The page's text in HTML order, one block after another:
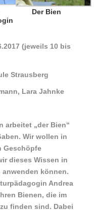
Der Bien
(jeweils 10 bis
Strausberg
Lara Jahnke
arbeitet „der Bien“
Wir wollen in
Geschöpfe
dieses Wissen in
können.
Andrea
Bienen, die im
finden sind. Dabei